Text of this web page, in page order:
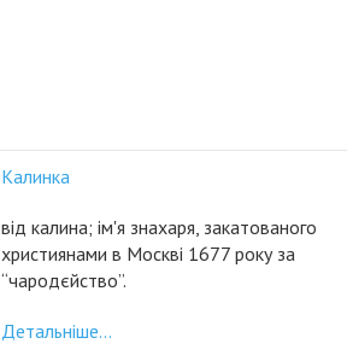
Калинка
від калина; ім'я знахаря, закатованого
християнами в Москві 1677 року за
“чародєйство”.
Детальніше...